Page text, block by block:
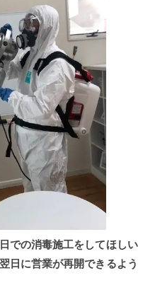
での消毒施工をしてほしい
日に営業が再開できるよう